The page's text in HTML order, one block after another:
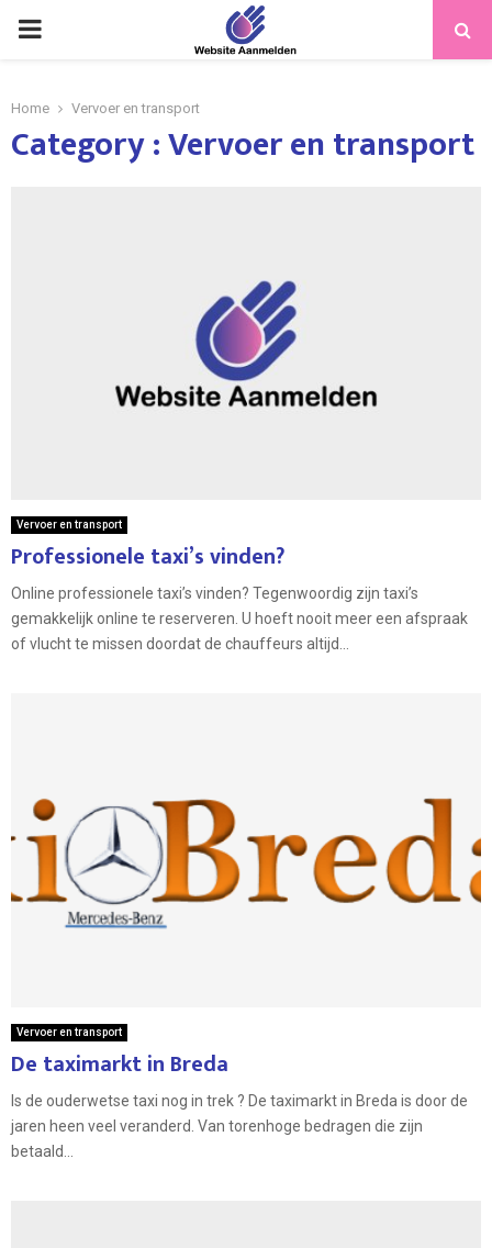
PRIMARY
Home Vervoer en transport
Category : Vervoer en transport
Vervoer en transport
Professionele taxi’s vinden?
Online professionele taxi’s vinden? Tegenwoordig zijn taxi’s
gemakkelijk online te reserveren. U hoeft nooit meer een afspraak
of vlucht te missen doordat de chauffeurs altijd...
Vervoer en transport
De taximarkt in Breda
Is de ouderwetse taxi nog in trek ? De taximarkt in Breda is door de
jaren heen veel veranderd. Van torenhoge bedragen die zijn
betaald...